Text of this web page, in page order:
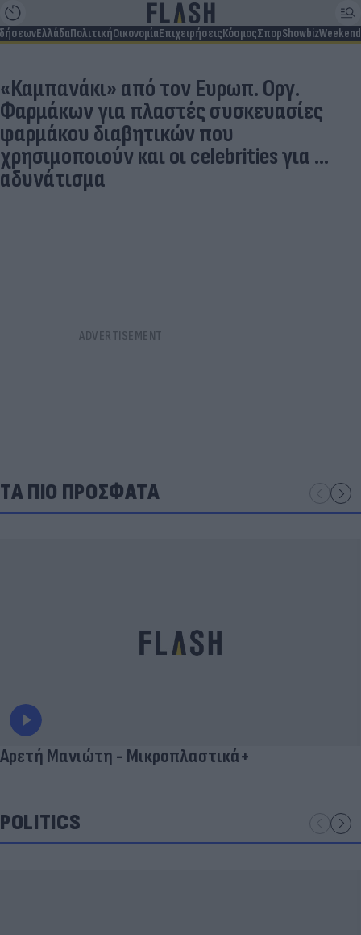
ΕλλάδαΠολιτικήΟικονομίαΕπιχειρήσειςΚόσμοςΣπορShowbizWeekend
«Καμπανάκι» από τον Ευρωπ. Οργ.
Φαρμάκων για πλαστές συσκευασίες
φαρμάκου διαβητικών που
χρησιμοποιούν και οι celebrities για ...
αδυνάτισμα
ΤΑ ΠΙΟ ΠΡΟΣΦΑΤΑ
Αρετή Μανιώτη - Μικροπλαστικά+
POLITICS